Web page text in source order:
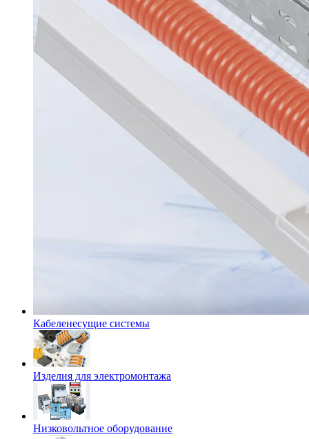
Кабеленесущие системы
Изделия для электромонтажа
Низковольтное оборудование